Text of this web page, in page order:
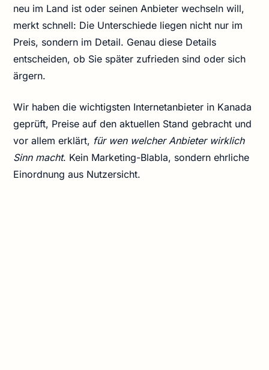
neu im Land ist oder seinen Anbieter wechseln will,
merkt schnell: Die Unterschiede liegen nicht nur im
Preis, sondern im Detail. Genau diese Details
entscheiden, ob Sie später zufrieden sind oder sich
ärgern.
Wir haben die wichtigsten Internetanbieter in Kanada
geprüft, Preise auf den aktuellen Stand gebracht und
vor allem erklärt, für wen welcher Anbieter wirklich
Sinn macht. Kein Marketing-Blabla, sondern ehrliche
Einordnung aus Nutzersicht.